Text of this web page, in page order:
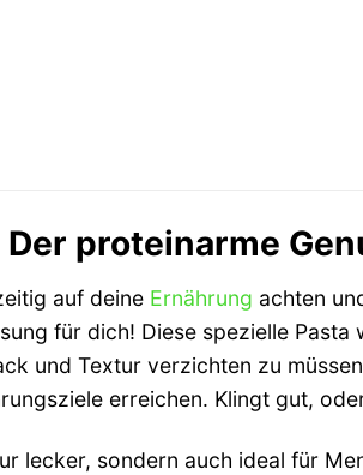
Der proteinarme
auf deine Ernährung achten
für dich! Diese spezielle
und Textur verzichten zu
erreichen. Klingt gut,
lecker, sondern auch ideal für